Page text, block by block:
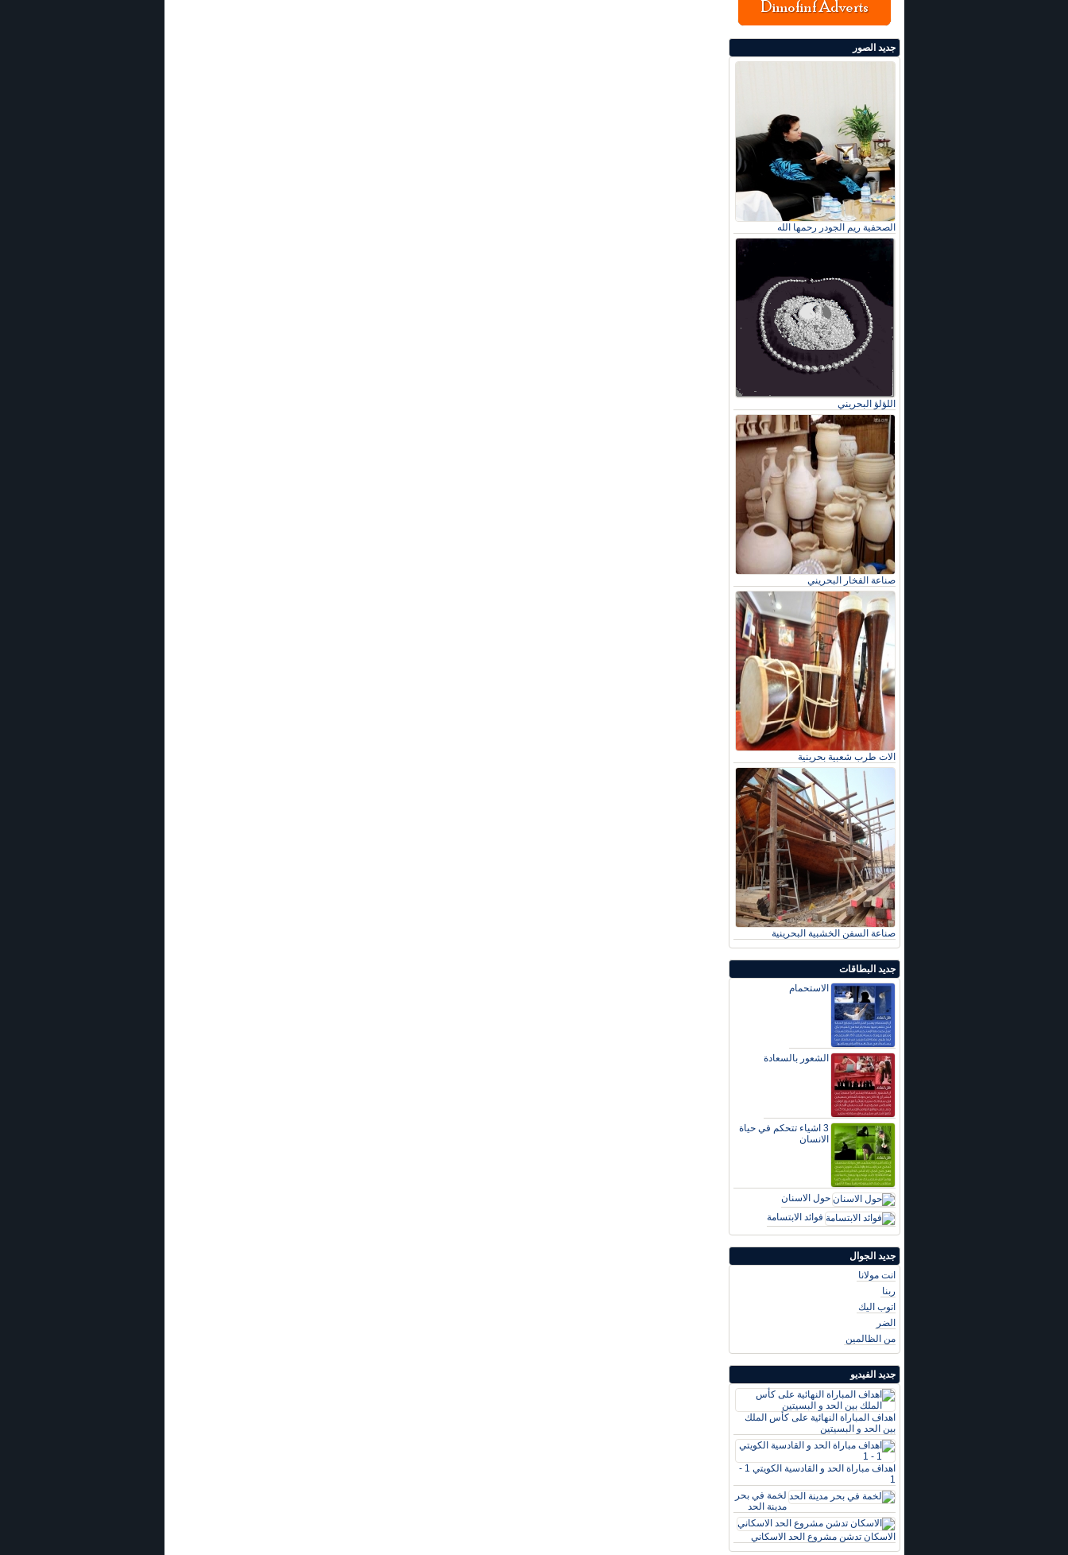
جديد الصور
الصحفية ريم الجودر رحمها الله
اللؤلؤ البحريني
صناعة الفخار البحريني
الات طرب شعبية بحرينية
صناعة السفن الخشبية البحرينية
جديد البطاقات
الاستحمام
الشعور بالسعادة
3 اشياء تتحكم في حياة
الانسان
حول الاسنان
فوائد الابتسامة
جديد الجوال
انت مولانا
ربنا
اتوب اليك
الضر
من الظالمين
جديد الفيديو
اهداف المباراة النهائية على كأس الملك
بين الحد و البسيتين
اهداف مباراة الحد و القادسية الكويتي 1 -
1
لخمة في بحر
مدينة الحد
الاسكان تدشن مشروع الحد الاسكاني